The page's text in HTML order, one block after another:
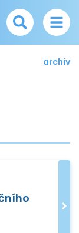
archiv